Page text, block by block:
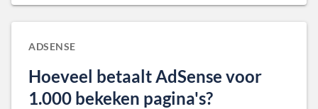
ADSENSE
Hoeveel betaalt AdSense voor
1.000 bekeken pagina's?